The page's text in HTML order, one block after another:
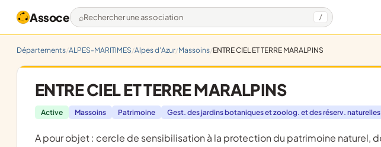
Assoce Rechercher une association /
Départements ALPES-MARITIMES Alpes d'Azur Massoins ENTRE CIEL ET TERRE MARALPINS
ENTRE CIEL ET TERRE MARALPINS
Active Massoins Patrimoine Gest. des jardins botaniques et zoolog. et des réserv. naturelles
a pour objet : cercle de sensibilisation à la protection du patrimoine naturel, de la biodiversité et de la qualité du ciel